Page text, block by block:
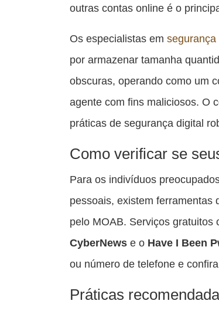
outras contas online é o
Os especialistas em
por armazenar tamanha
obscuras, operando como um
agente com fins maliciosos. O
práticas de segurança digital
Como verificar se
Para os indivíduos
pessoais, existem ferramentas
pelo MOAB. Serviços gratuitos
CyberNews e o Have I Been
ou número de telefone e
Práticas